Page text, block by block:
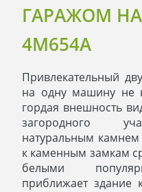
ГАРАЖОМ
4M654A
Привлекательный
на одну машину не
гордая внешность
загородного
натуральным камнем
к каменным замкам
белыми
приближает здание